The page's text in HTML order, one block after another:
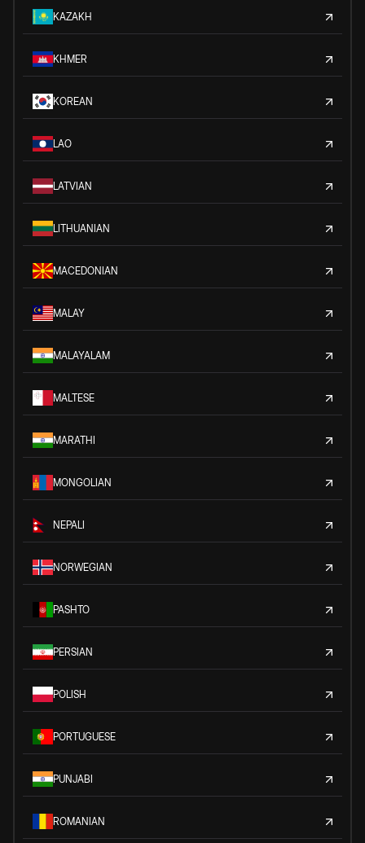
KAZAKH
KHMER
KOREAN
LAO
LATVIAN
LITHUANIAN
MACEDONIAN
MALAY
MALAYALAM
MALTESE
MARATHI
MONGOLIAN
NEPALI
NORWEGIAN
PASHTO
PERSIAN
POLISH
PORTUGUESE
PUNJABI
ROMANIAN